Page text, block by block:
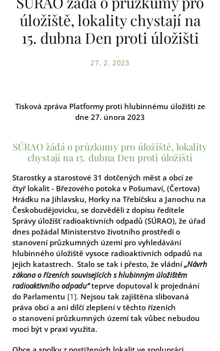
úložiště, lokality chystají na
15. dubna Den proti úložišti
27. 2. 2023
Tisková zpráva Platformy proti hlubinnému úložišti ze
dne 27. února 2023
SÚRAO žádá o průzkumy pro úložiště, lokality
chystají na 15. dubna Den proti úložišti
Starostky a starostové 31 dotčených měst a obcí ze
čtyř lokalit - Březového potoka v Pošumaví, (Čertova)
Hrádku na Jihlavsku, Horky na Třebíčsku a Janochu na
Českobudějovicku, se dozvěděli z dopisu ředitele
Správy úložišť radioaktivních odpadů (SÚRAO), že úřad
dnes požádal Ministerstvo životního prostředí o
stanovení průzkumných území pro vyhledávání
hlubinného úložiště vysoce radioaktivních odpadů na
jejich katastrech. Stalo se tak i přesto, že vládní„Návrh
zákona o řízeních souvisejících s hlubinným úložištěm
radioaktivního odpadu“teprve doputoval k projednání
do Parlamentu [1]. Nejsou tak zajištěna slibovaná
práva obcí a ani dílčí zlepšení v těchto řízeních
o stanovení průzkumných území tak vůbec nebudou
moci být v praxi využita.